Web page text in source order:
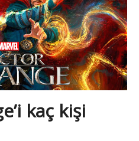
kaç kişi